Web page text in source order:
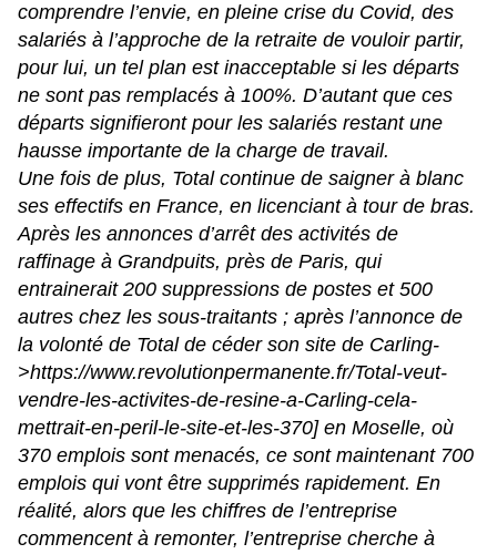
comprendre l’envie, en pleine crise du Covid, des
salariés à l’approche de la retraite de vouloir partir,
pour lui, un tel plan est inacceptable si les départs
ne sont pas remplacés à 100%. D’autant que ces
départs signifieront pour les salariés restant une
hausse importante de la charge de travail.
Une fois de plus, Total continue de saigner à blanc
ses effectifs en France, en licenciant à tour de bras.
Après les annonces d’arrêt des activités de
raffinage à Grandpuits, près de Paris, qui
entrainerait 200 suppressions de postes et 500
autres chez les sous-traitants ; après l’annonce de
la volonté de Total de céder son site de Carling-
>https://www.revolutionpermanente.fr/Total-veut-
vendre-les-activites-de-resine-a-Carling-cela-
mettrait-en-peril-le-site-et-les-370] en Moselle, où
370 emplois sont menacés, ce sont maintenant 700
emplois qui vont être supprimés rapidement. En
réalité, alors que les chiffres de l’entreprise
commencent à remonter, l’entreprise cherche à